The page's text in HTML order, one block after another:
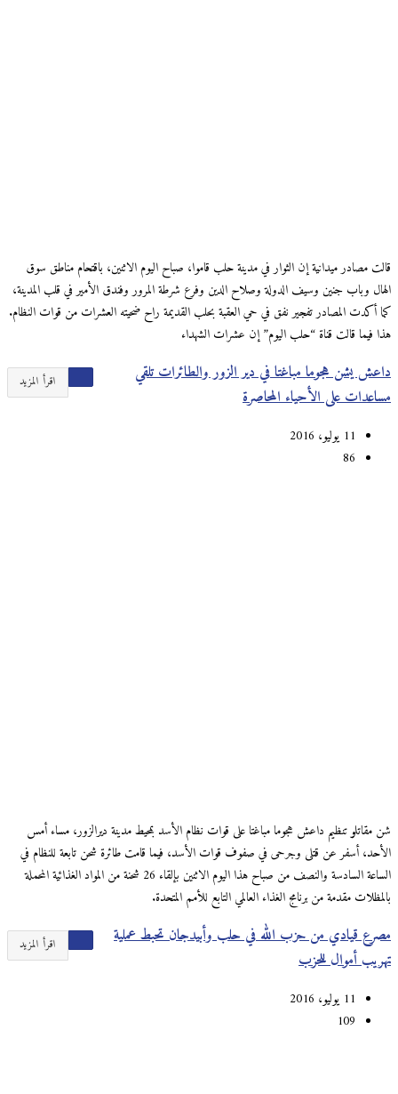
قالت مصادر ميدانية إن الثوار في مدينة حلب قاموا، صباح اليوم الاثنين، باقتحام مناطق سوق
الهال وباب جنين وسيف الدولة وصلاح الدين وفرع شرطة المرور وفندق الأمير في قلب المدينة،
كما أكدت المصادر تفجير نفق في حي العقبة بحلب القديمة راح ضحيته العشرات من قوات النظام.
هذا فيما قالت قناة “حلب اليوم” إن عشرات الشهداء
اقرأ المزيد
داعش يشن هجوما مباغتا في دير الزور والطائرات تلقي
مساعدات على الأحياء المحاصرة
11 يوليو، 2016
86
شن مقاتلو تنظيم داعش هجوما مباغتا على قوات نظام الأسد بمحيط مدينة ديرالزور، مساء أمس
الأحد، أسفر عن قتلى وجرحى في صفوف قوات الأسد، فيما قامت طائرة شحن تابعة للنظام في
الساعة السادسة والنصف من صباح هذا اليوم الاثنين بإلقاء 26 شحنة من المواد الغذائية المحملة
بالمظلات مقدمة من برنامج الغذاء العالمي التابع للأمم المتحدة.
اقرأ المزيد
مصرع قيادي من حزب الله في حلب وأبيدجان تحبط عملية
تهريب أموال للحزب
11 يوليو، 2016
109